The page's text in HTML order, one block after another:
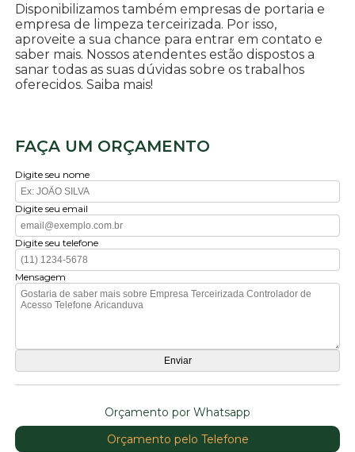
Disponibilizamos também empresas de portaria e
empresa de limpeza terceirizada. Por isso,
aproveite a sua chance para entrar em contato e
saber mais. Nossos atendentes estão dispostos a
sanar todas as suas dúvidas sobre os trabalhos
oferecidos. Saiba mais!
FAÇA UM ORÇAMENTO
Digite seu nome
Digite seu email
Digite seu telefone
Mensagem
Orçamento por Whatsapp
Orçamento pelo Telefone